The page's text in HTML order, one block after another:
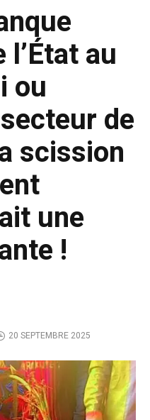
l’État au
ou
de
scission
une
!
20 SEPTEMBRE 2025